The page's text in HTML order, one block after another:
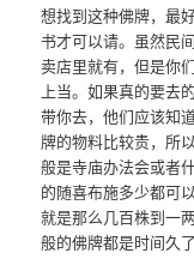
想找到这种佛牌，最
书才可以请。虽然民
卖店里就有，但是你
上当。如果真的要去
带你去，他们应该知
牌的物料比较贵，所
般是寺庙办法会或者
的随喜布施多少都可
就是那么几百株到一
般的佛牌都是时间久